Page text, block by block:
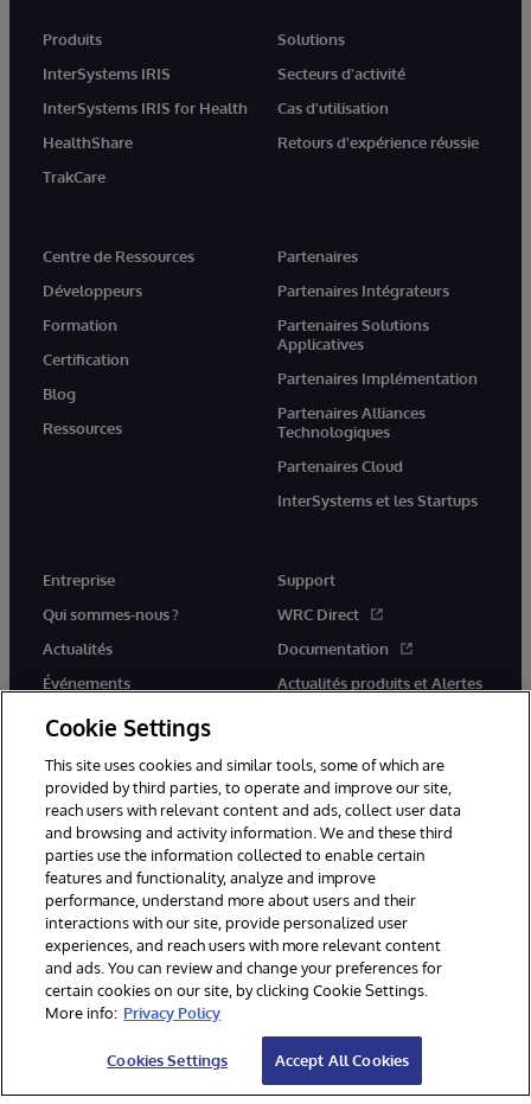
Produits
InterSystems IRIS
InterSystems IRIS for Health
HealthShare
TrakCare
Solutions
Secteurs d'activité
Cas d'utilisation
Retours d'expérience réussie
Centre de Ressources
Développeurs
Formation
Certification
Blog
Ressources
Partenaires
Partenaires Intégrateurs
Partenaires Solutions
Applicatives
Partenaires Implémentation
Partenaires Alliances
Technologiques
Partenaires Cloud
InterSystems et les Startups
Entreprise
Qui sommes-nous ?
Actualités
Événements
Rejoignez-nous
Support
WRC Direct
Documentation
Actualités produits et Alertes
© 1996-2026 InterSystems Corporation, Cambridge, MA. Tous droits
réservés.
Mentions légales
Déclaration de confidentialité d'InterSystems Corporation
Accessibilité
Cookie Settings
This site uses cookies and similar tools, some of which are
provided by third parties, to operate and improve our site,
reach users with relevant content and ads, collect user data
and browsing and activity information. We and these third
parties use the information collected to enable certain
features and functionality, analyze and improve
performance, understand more about users and their
interactions with our site, provide personalized user
experiences, and reach users with more relevant content
and ads. You can review and change your preferences for
certain cookies on our site, by clicking Cookie Settings.
More info: Privacy Policy
Cookies Settings Accept All Cookies